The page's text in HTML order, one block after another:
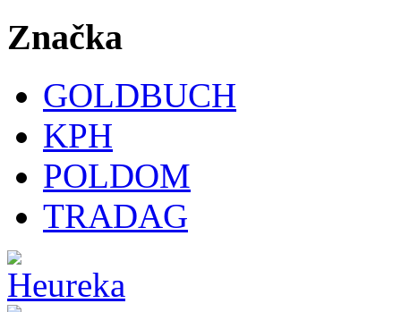
Značka
GOLDBUCH
KPH
POLDOM
TRADAG